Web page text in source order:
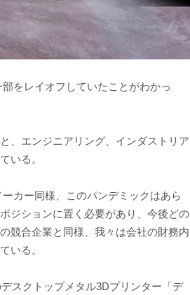
をレイオフしていたことがわかっ
、エンジニアリング、インダストリア
いる。
カー同様、このパンデミックはあら
ジションに置く必要があり、今後どの
競合企業と同様、我々は会社の財務内
いる。
スクトップメタル3Dプリンター「デ